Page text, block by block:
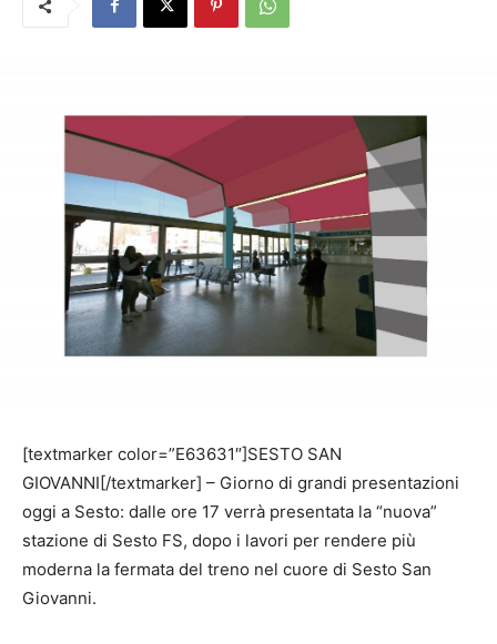
[textmarker color=”E63631″]SESTO SAN
GIOVANNI[/textmarker] – Giorno di grandi presentazioni
oggi a Sesto: dalle ore 17 verrà presentata la “nuova”
stazione di Sesto FS, dopo i lavori per rendere più
moderna la fermata del treno nel cuore di Sesto San
Giovanni.